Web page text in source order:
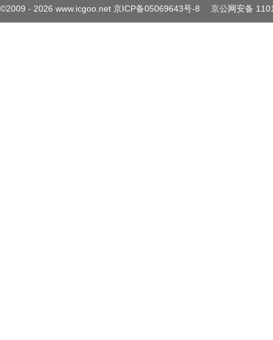
©2009 - 2026 www.icgoo.net 京ICP备05069643号-8 京公网安备